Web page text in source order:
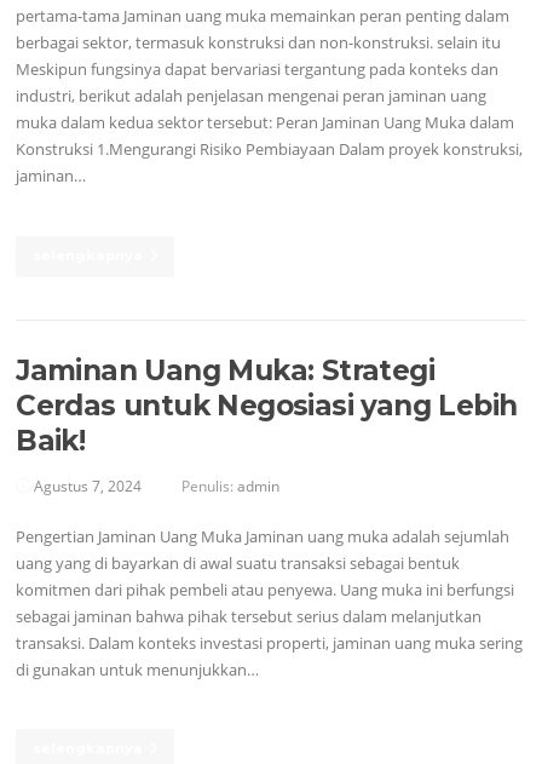
pertama-tama Jaminan uang muka memainkan peran penting dalam
berbagai sektor, termasuk konstruksi dan non-konstruksi. selain itu
Meskipun fungsinya dapat bervariasi tergantung pada konteks dan
industri, berikut adalah penjelasan mengenai peran jaminan uang
muka dalam kedua sektor tersebut: Peran Jaminan Uang Muka dalam
Konstruksi 1.Mengurangi Risiko Pembiayaan Dalam proyek konstruksi,
jaminan…
Jaminan Uang Muka: Strategi
Cerdas untuk Negosiasi yang Lebih
Baik!
Agustus 7, 2024 Penulis:admin
Pengertian Jaminan Uang Muka Jaminan uang muka adalah sejumlah
uang yang di bayarkan di awal suatu transaksi sebagai bentuk
komitmen dari pihak pembeli atau penyewa. Uang muka ini berfungsi
sebagai jaminan bahwa pihak tersebut serius dalam melanjutkan
transaksi. Dalam konteks investasi properti, jaminan uang muka sering
di gunakan untuk menunjukkan…